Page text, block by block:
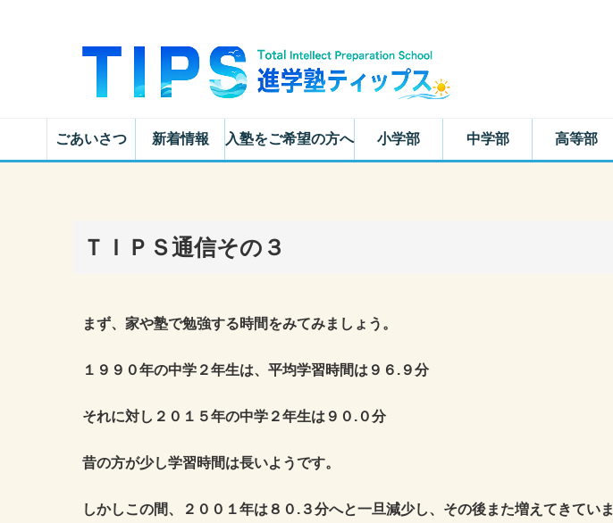
ごあいさつ 新着情報 入塾をご希望の方へ 小学部 中学部 高等部
ＴＩＰＳ通信その３
まず、家や塾で勉強する時間をみてみましょう。
１９９０年の中学２年生は、平均学習時間は９６ . ９分
それに対し２０１５年の中学２年生は９０ .０分
昔の方が少し学習時間は長いようです。
しかしこの間、２００１年は８０ . ３分へと一旦減少し、その後また増えてきていま